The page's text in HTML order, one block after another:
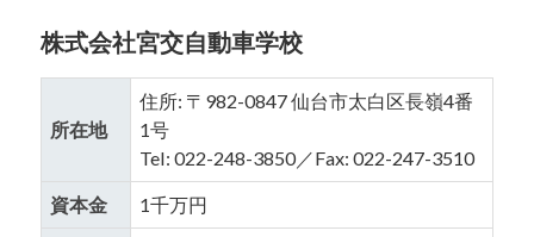
株式会社宮交自動車学校
所在地
住所: 〒982-0847 仙台市太白区長嶺4番
1号
Tel: 022-248-3850／Fax: 022-247-3510
資本金 1千万円